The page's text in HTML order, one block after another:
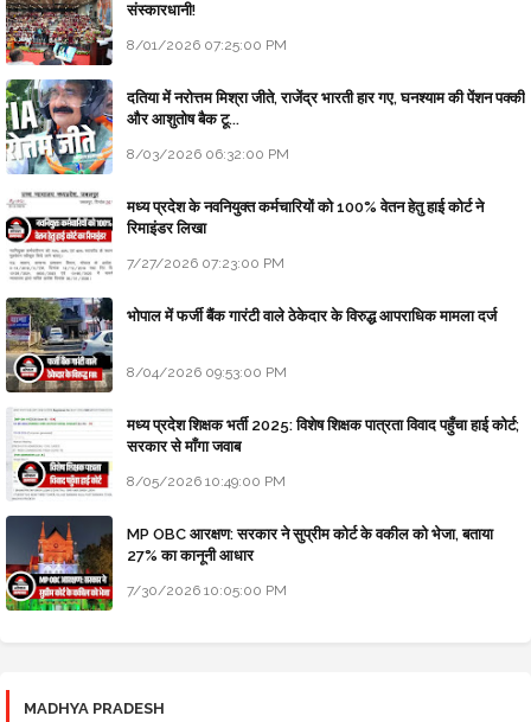
संस्कारधानी!
8/01/2026 07:25:00 PM
दतिया में नरोत्तम मिश्रा जीते, राजेंद्र भारती हार गए, घनश्याम की पेंशन पक्की
और आशुतोष बैक टू...
8/03/2026 06:32:00 PM
मध्य प्रदेश के नवनियुक्त कर्मचारियों को 100% वेतन हेतु हाई कोर्ट ने
रिमाइंडर लिखा
7/27/2026 07:23:00 PM
भोपाल में फर्जी बैंक गारंटी वाले ठेकेदार के विरुद्ध आपराधिक मामला दर्ज
8/04/2026 09:53:00 PM
मध्य प्रदेश शिक्षक भर्ती 2025: विशेष शिक्षक पात्रता विवाद पहुँचा हाई कोर्ट;
सरकार से माँगा जवाब
8/05/2026 10:49:00 PM
MP OBC आरक्षण: सरकार ने सुप्रीम कोर्ट के वकील को भेजा, बताया
27% का कानूनी आधार
7/30/2026 10:05:00 PM
MADHYA PRADESH